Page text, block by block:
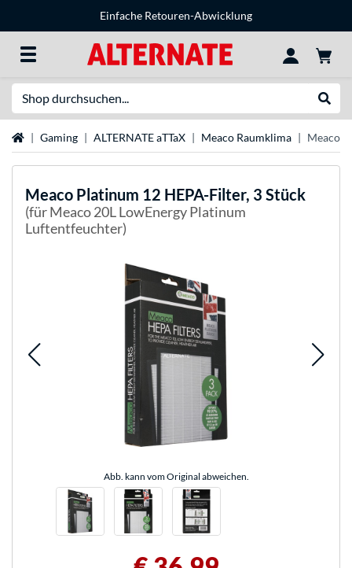
Einfache Retouren-Abwicklung
StartseiteGaming ALTERNATE aTTaX Meaco Raumklima Meaco
Meaco Platinum 12 HEPA-Filter, 3 Stück
(für Meaco 20L LowEnergy Platinum
Luftentfeuchter)
Abb. kann vom Original abweichen.